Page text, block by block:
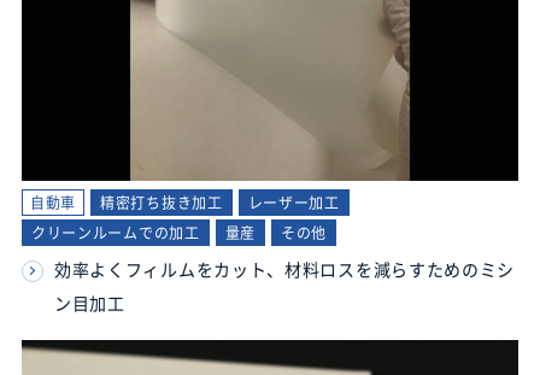
自動車 精密打ち抜き加工
レーザー加工
クリーンルームでの加工
量産 その他
効率よくフィルムをカット、材料ロスを減らすためのミシ
ン目加工